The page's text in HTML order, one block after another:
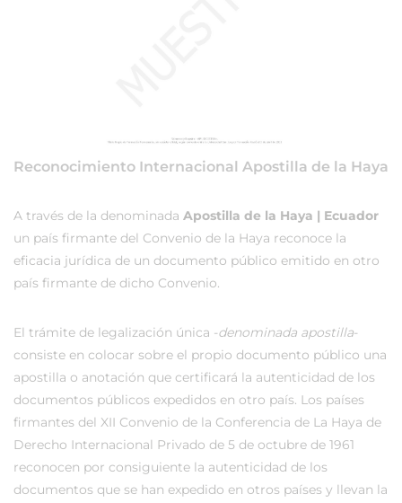
Reconocimiento Internacional Apostilla de la Haya
A través de la denominada Apostilla de la Haya | Ecuador
un país firmante del Convenio de la Haya reconoce la
eficacia jurídica de un documento público emitido en otro
país firmante de dicho Convenio.
El trámite de legalización única -denominada apostilla-
consiste en colocar sobre el propio documento público una
apostilla o anotación que certificará la autenticidad de los
documentos públicos expedidos en otro país. Los países
firmantes del XII Convenio de la Conferencia de La Haya de
Derecho Internacional Privado de 5 de octubre de 1961
reconocen por consiguiente la autenticidad de los
documentos que se han expedido en otros países y llevan la